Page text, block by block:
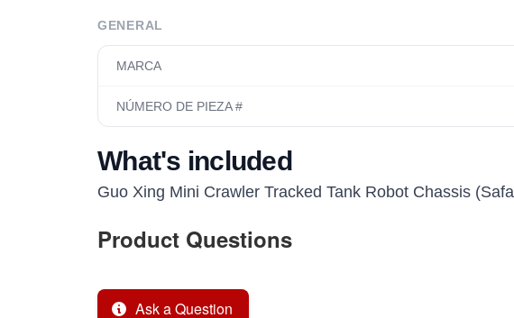
GENERAL
MARCA
NÚMERO DE PIEZA #
What's included
Guo Xing Mini Crawler Tracked Tank Robot Chassis
Product Questions
Ask a Question